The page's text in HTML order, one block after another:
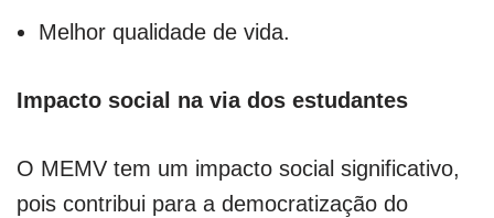
Melhor qualidade de vida.
Impacto social na via dos estudantes
O MEMV tem um impacto social significativo,
pois contribui para a democratização do